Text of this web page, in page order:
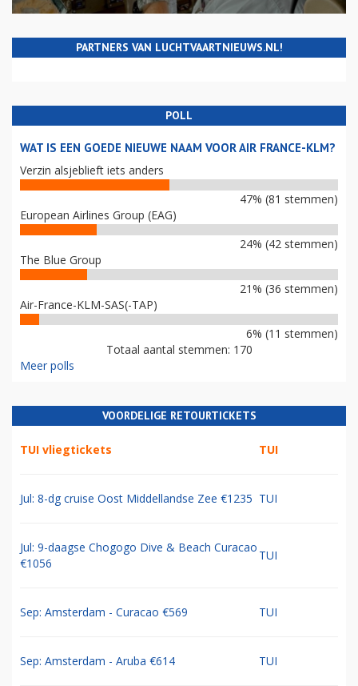
PARTNERS VAN LUCHTVAARTNIEUWS.NL!
POLL
WAT IS EEN GOEDE NIEUWE NAAM VOOR AIR FRANCE-KLM?
Verzin alsjeblieft iets anders
47% (81 stemmen)
European Airlines Group (EAG)
24% (42 stemmen)
The Blue Group
21% (36 stemmen)
Air-France-KLM-SAS(-TAP)
6% (11 stemmen)
Totaal aantal stemmen: 170
Meer polls
VOORDELIGE RETOURTICKETS
TUI vliegtickets TUI
Jul: 8-dg cruise Oost Middellandse Zee €1235 TUI
Jul: 9-daagse Chogogo Dive & Beach Curacao
€1056
TUI
Sep: Amsterdam - Curacao €569 TUI
Sep: Amsterdam - Aruba €614 TUI